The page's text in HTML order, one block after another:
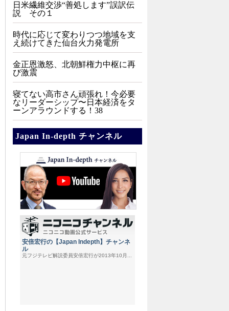
日米繊維交渉“善処します”誤訳伝
説 その１
時代に応じて変わりつつ地域を支
え続けてきた仙台火力発電所
金正恩激怒、北朝鮮権力中枢に再
び激震
寝てない高市さん頑張れ！今必要
なリーダーシップ〜日本経済をタ
ーンアラウンドする！38
Japan In-depth チャンネル